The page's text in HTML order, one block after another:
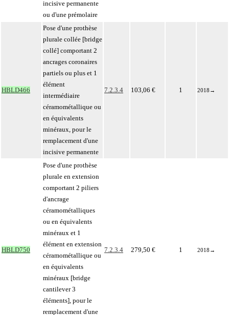
incisive permanente
ou d'une prémolaire
HBLD466
Pose d'une prothèse
plurale collée [bridge
collé] comportant 2
ancrages coronaires
partiels ou plus et 1
élément
intermédiaire
céramométallique ou
en équivalents
minéraux, pour le
remplacement d'une
incisive permanente
7.2.3.4 103,06 € 1 2018 →
HBLD750
Pose d'une prothèse
plurale en extension
comportant 2 piliers
d'ancrage
céramométalliques
ou en équivalents
minéraux et 1
élément en extension
céramométallique ou
en équivalents
minéraux [bridge
cantilever 3
éléments], pour le
remplacement d'une
7.2.3.4 279,50 € 1 2018 →